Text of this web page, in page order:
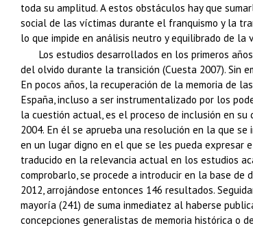
toda su amplitud. A estos obstáculos hay que
social de las víctimas durante el franquismo y la
lo que impide en análisis neutro y equilibrado de la
Los estudios desarrollados en los primeros
del olvido durante la transición (Cuesta 2007). Sin
En pocos años, la recuperación de la memoria de
España, incluso a ser instrumentalizado por los
la cuestión actual, es el proceso de inclusión en su
2004. En él se aprueba una resolución en la que
en un lugar digno en el que se les pueda expresar
traducido en la relevancia actual en los estudios
comprobarlo, se procede a introducir en la base de
2012, arrojándose entonces 146 resultados.
mayoría (241) de suma inmediatez al haberse
concepciones generalistas de memoria histórica o